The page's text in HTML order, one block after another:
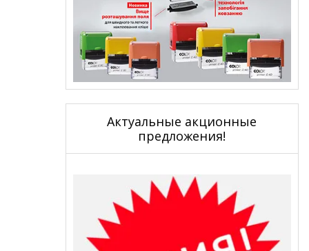
Актуальные акционные
предложения!